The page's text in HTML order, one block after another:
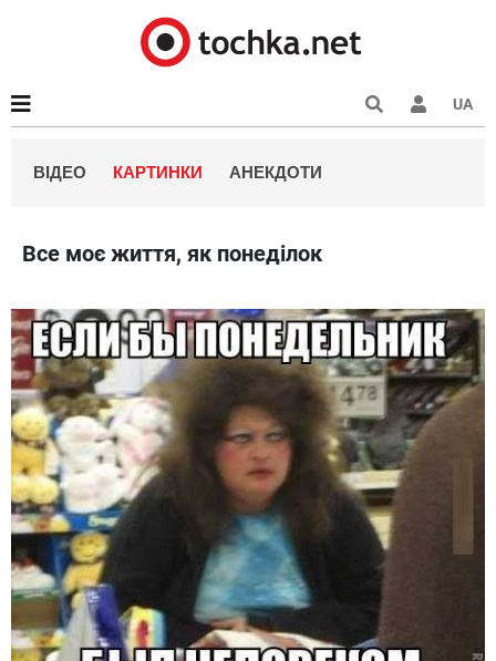
UA
ВІДЕО КАРТИНКИ АНЕКДОТИ
Все моє життя, як понеділок